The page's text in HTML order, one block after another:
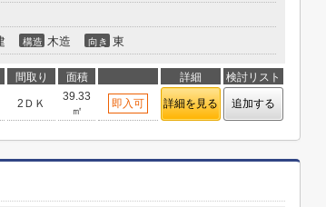
構造 木造 向き 東
間取り 面積 詳細 検討リスト
2ＤＫ
39.33
㎡
即入可 詳細を見る 追加する